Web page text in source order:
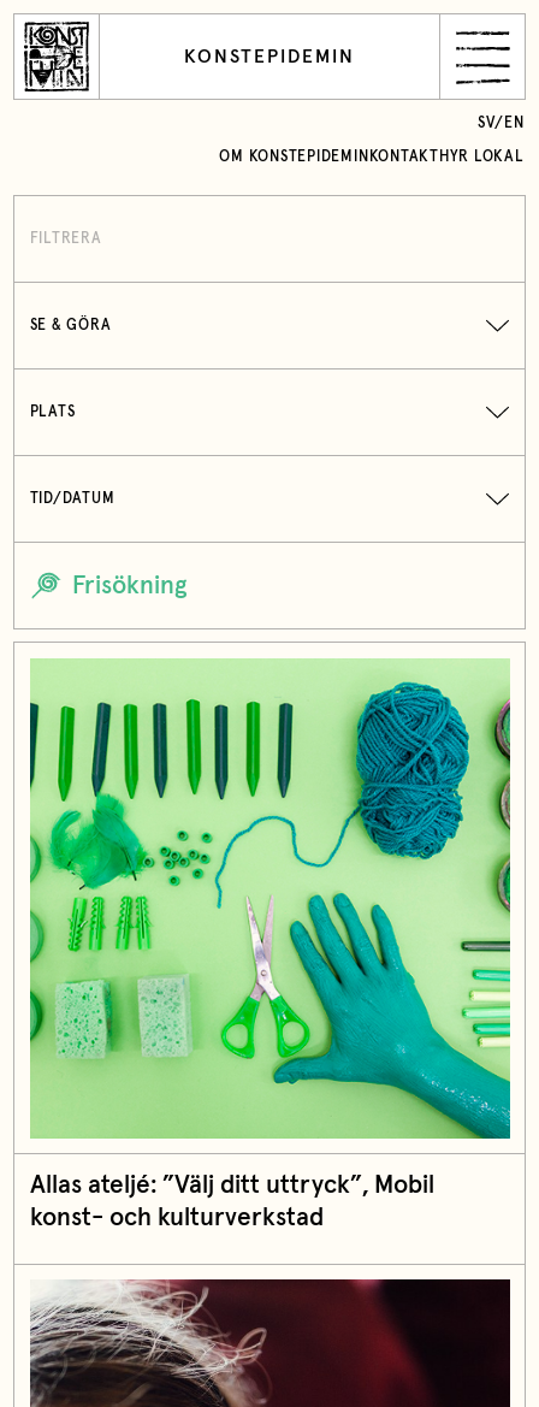
KONSTEPIDEMIN
OM KONSTEPIDEMIN KONTAKT HYR LOKAL
SV/ EN
FILTRERA
SE & GÖRA
PLATS
TID/DATUM
Allas ateljé: ”Välj ditt uttryck”, Mobil
konst- och kulturverkstad